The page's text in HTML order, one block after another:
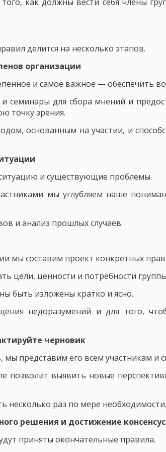
ПОНЯТИЕ ФУНКЦИИ, ПРИНЦИПЫ И
ЯВЛЕНИЯ
ЭМОЦИИ, ЧУВСТВА, МОТИВЫ
ВОСПИТАНИЯ ВОСПИТАТЕЛЬНЫЕ
ПРОЦЕССА ВОСПИТАНИЯ. ОСНОВНЫЕ ФУНКЦИИ
ПРОЦЕССА МОДЕЛЬ ПРОЦЕССА
КОМПОНЕНТ УЧЕБНОГО ПРОЦЕССА.
ВОСПИТАНИЯ В ТРУДЕ ПРИНЦИП
МЕРОПРИЯТИЙ
ЛИЧНОСТИ ВОСПИТАННИКА
ПРИНЦИП СОЗНАТЕЛЬНОСТИ, САМОДЕЯТЕЛЬНОСТИ
ВОСПИТАНИЯ
ВОСПИТАНИЯ
СРЕДЫ
НА ЛИЧНОСТЬ СУЩНОСТЬ
И САМОНАБЛЮДЕНИЕ НАЧАЛЬНАЯ ШКОЛА -
делится на несколько этапов.
организации
и самое важное — обеспечить
семинары для сбора мнений и
точку зрения.
основанным на участии, и
и существующие проблемы.
мы углубляем наше
и анализ прошлых случаев.
мы составим проект конкретных
цели, ценности и потребности
быть изложены кратко и ясно.
недоразумений и для того,
черновик
мы представим его всем участникам и
позволит выявить новые
несколько раз по мере необходимости.
решения и достижение
приняты окончательные правила.